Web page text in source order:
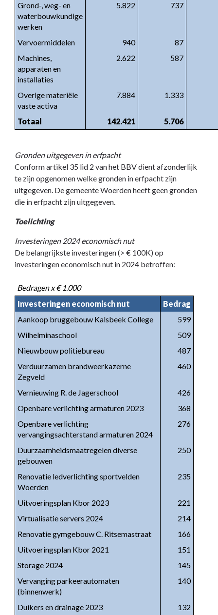
Grond-, weg- en
waterbouwkundige
werken
5.822 737
Vervoermiddelen 940
87
Machines,
apparaten en
installaties
2.622 587
Overige materiële
vaste activa
7.884 1.333
Totaal 142.421 5.706
Gronden uitgegeven in erfpacht
Conform artikel 35 lid 2 van het BBV dient afzonderlijk
te zijn opgenomen welke gronden in erfpacht zijn
uitgegeven. De gemeente Woerden heeft geen gronden
die in erfpacht zijn uitgegeven.
Toelichting
Investeringen 2024 economisch nut
De belangrijkste investeringen (> € 100K) op
investeringen economisch nut in 2024 betroffen:
Bedragen x € 1.000
Investeringen economisch nut
Bedrag
Aankoop bruggebouw Kalsbeek College
599
Wilhelminaschool
509
Nieuwbouw politiebureau
487
Verduurzamen brandweerkazerne
Zegveld
460
Vernieuwing R. de Jagerschool
426
Openbare verlichting armaturen 2023
368
Openbare verlichting
vervangingsachterstand armaturen 2024
276
Duurzaamheidsmaatregelen diverse
gebouwen
250
Renovatie ledverlichting sportvelden
Woerden
235
Uitvoeringsplan Kbor 2023
221
Virtualisatie servers 2024
214
Renovatie gymgebouw C. Ritsemastraat
166
Uitvoeringsplan Kbor 2021
151
Storage 2024
145
Vervanging parkeerautomaten
(binnenwerk)
140
Duikers en drainage 2023 132